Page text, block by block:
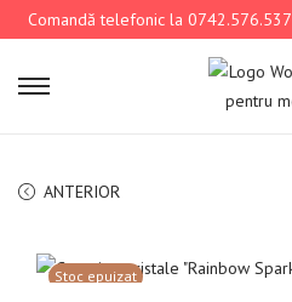
Comandă telefonic la 0742.576.537
ANTERIOR
Stoc epuizat